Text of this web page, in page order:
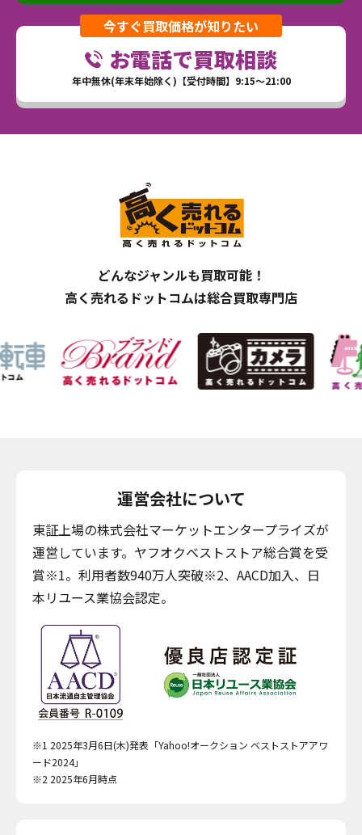
今すぐ買取価格が知りたい
お電話で買取相談
年中無休(年末年始除く)【受付時間】9:15～21:00
どんなジャンルも買取可能！
高く売れるドットコムは総合買取専門店
運営会社について
東証上場の株式会社マーケットエンタープライズが
運営しています。ヤフオクベストストア総合賞を受
賞※1。利用者数940万人突破※2、AACD加入、日
本リユース業協会認定。
※1 2025年3月6日(木)発表「Yahoo!オークション ベストストアアワ
ード2024」
※2 2025年6月時点